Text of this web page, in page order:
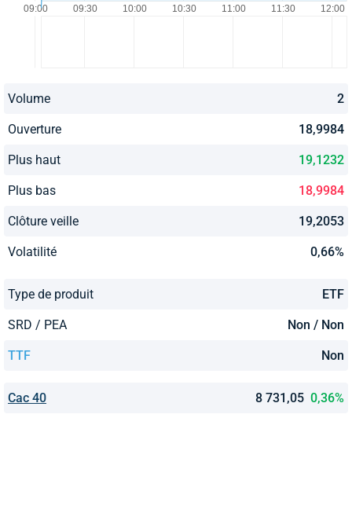
Volume 2
Ouverture 18,9984
Plus haut 19,1232
Plus bas 18,9984
Clôture veille 19,2053
Volatilité 0,66%
Type de produit ETF
SRD / PEA Non / Non
TTF Non
Cac 40 8 731,05 0,36%